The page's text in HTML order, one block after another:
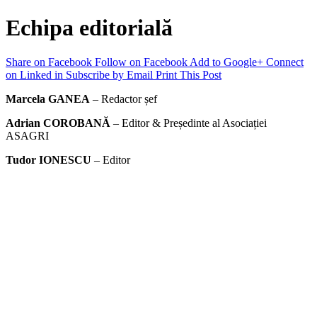
Echipa editorială
Share on Facebook Follow on Facebook Add to Google+ Connect
on Linked in Subscribe by Email Print This Post
Marcela GANEA – Redactor șef
Adrian COROBANĂ – Editor & Președinte al Asociației
ASAGRI
Tudor IONESCU – Editor